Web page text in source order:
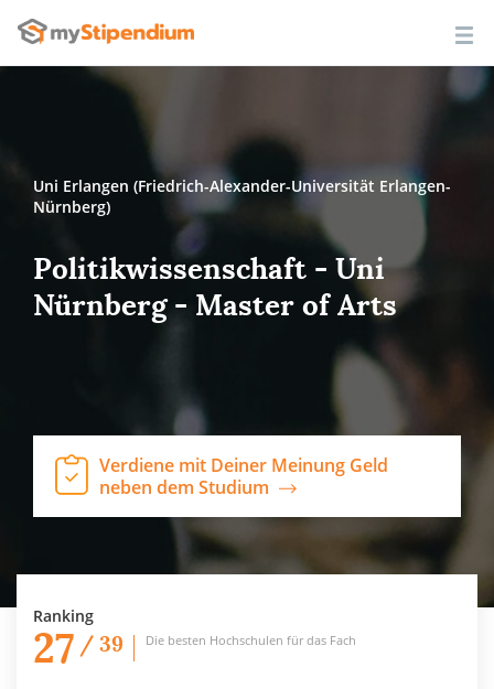
Uni Erlangen (Friedrich-Alexander-Universität Erlangen-
Nürnberg)
Politikwissenschaft - Uni
Nürnberg - Master of Arts
Verdiene mit Deiner Meinung Geld
neben dem Studium
Ranking
27 / 39 Die besten Hochschulen für das Fach